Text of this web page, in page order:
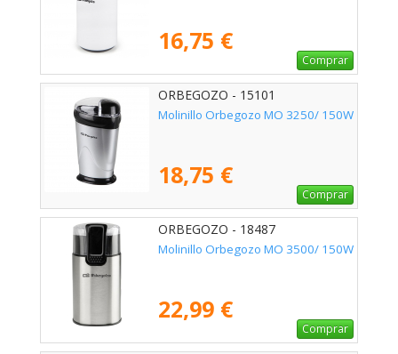
16,75 €
Comprar
ORBEGOZO - 15101
Molinillo Orbegozo MO 3250/ 150W
18,75 €
Comprar
ORBEGOZO - 18487
Molinillo Orbegozo MO 3500/ 150W
22,99 €
Comprar